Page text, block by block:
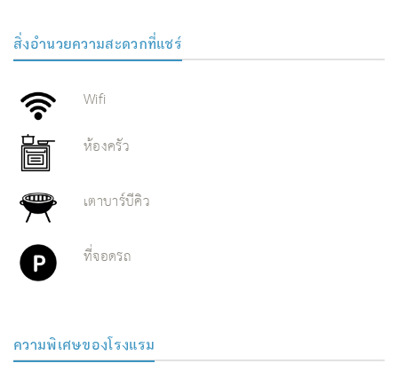
สิ่งอํานวยความสะดวกที่แชร์
Wifi
ห้องครัว
เตาบาร์บีคิว
ที่จอดรถ
ความพิเศษของโรงแรม